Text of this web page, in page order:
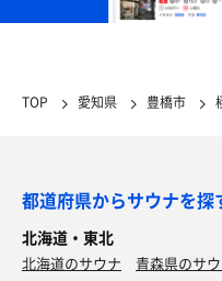
TOP 愛知県 豊橋市
都道府県からサウナを探
北海道・東北
北海道のサウナ 青森県のサ